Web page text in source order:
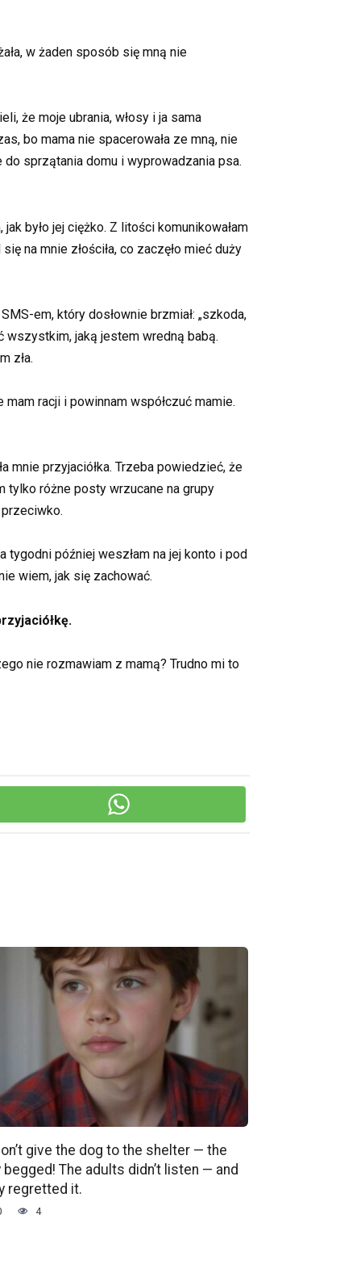
w żaden sposób się mną nie
że moje ubrania, włosy i ja sama
bo mama nie spacerowała ze mną, nie
sprzątania domu i wyprowadzania psa.
było jej ciężko. Z litości komunikowałam
na mnie złościła, co zaczęło mieć duży
em, który dosłownie brzmiał: „szkoda,
wszystkim, jaką jestem wredną babą.
zła.
racji i powinnam współczuć mamie.
mnie przyjaciółka. Trzeba powiedzieć, że
tylko różne posty wrzucane na grupy
tygodni później weszłam na jej konto i pod
wiem, jak się zachować.
nie rozmawiam z mamą? Trudno mi to
give the dog to the shelter — the
begged! The adults didn’t listen — and
regretted it.
4